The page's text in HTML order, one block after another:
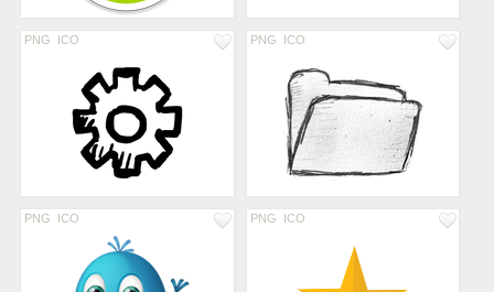
PNG ICO PNG ICO
PNG ICO PNG ICO